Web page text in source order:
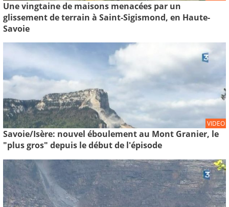
Une vingtaine de maisons menacées par un
glissement de terrain à Saint-Sigismond, en Haute-
Savoie
VIDEO
Savoie/Isère: nouvel éboulement au Mont Granier, le
"plus gros" depuis le début de l'épisode